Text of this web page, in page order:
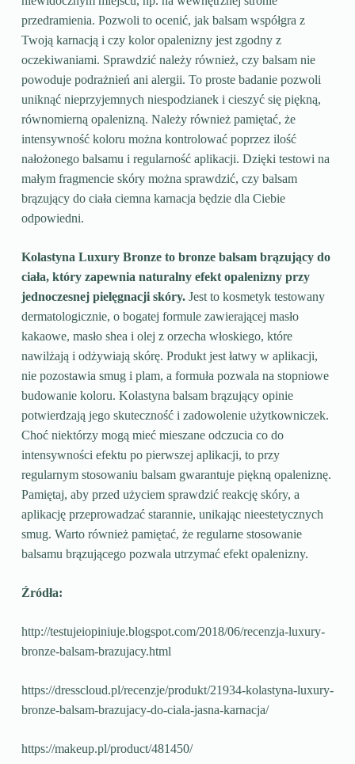
przedramienia. Pozwoli to ocenić, jak balsam współgra z
Twoją karnacją i czy kolor opalenizny jest zgodny z
oczekiwaniami. Sprawdzić należy również, czy balsam nie
powoduje podrażnień ani alergii. To proste badanie pozwoli
uniknąć nieprzyjemnych niespodzianek i cieszyć się piękną,
równomierną opalenizną. Należy również pamiętać, że
intensywność koloru można kontrolować poprzez ilość
nałożonego balsamu i regularność aplikacji. Dzięki testowi na
małym fragmencie skóry można sprawdzić, czy balsam
brązujący do ciała ciemna karnacja będzie dla Ciebie
odpowiedni.
Kolastyna Luxury Bronze to bronze balsam brązujący do
ciała, który zapewnia naturalny efekt opalenizny przy
jednoczesnej pielęgnacji skóry.Jest to kosmetyk testowany
dermatologicznie, o bogatej formule zawierającej masło
kakaowe, masło shea i olej z orzecha włoskiego, które
nawilżają i odżywiają skórę. Produkt jest łatwy w aplikacji,
nie pozostawia smug i plam, a formuła pozwala na stopniowe
budowanie koloru. Kolastyna balsam brązujący opinie
potwierdzają jego skuteczność i zadowolenie użytkowniczek.
Choć niektórzy mogą mieć mieszane odczucia co do
intensywności efektu po pierwszej aplikacji, to przy
regularnym stosowaniu balsam gwarantuje piękną opaleniznę.
Pamiętaj, aby przed użyciem sprawdzić reakcję skóry, a
aplikację przeprowadzać starannie, unikając nieestetycznych
smug. Warto również pamiętać, że regularne stosowanie
balsamu brązującego pozwala utrzymać efekt opalenizny.
Źródła:
http://testujeiopiniuje.blogspot.com/2018/06/recenzja-luxury-
bronze-balsam-brazujacy.html
https://dresscloud.pl/recenzje/produkt/21934-kolastyna-luxury-
bronze-balsam-brazujacy-do-ciala-jasna-karnacja/
https://makeup.pl/product/481450/